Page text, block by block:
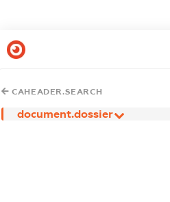
CAHEADER.SEARCH
document.dossier